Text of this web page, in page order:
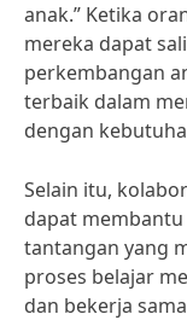
anak.” Ketika
mereka dapat
perkembangan
terbaik dalam
dengan
Selain itu,
dapat
tantangan yang
proses belajar
dan bekerja